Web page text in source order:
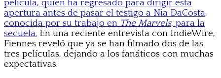
película, quien ha regresado para dirigir esta
apertura antes de pasar el testigo a Nia DaCosta,
conocida por su trabajo en The Marvels, para la
secuela. En una reciente entrevista con IndieWire,
Fiennes reveló que ya se han filmado dos de las
tres películas, dejando a los fanáticos con muchas
expectativas.